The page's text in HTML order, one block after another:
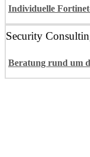
Individuelle
Security
Beratung rund um